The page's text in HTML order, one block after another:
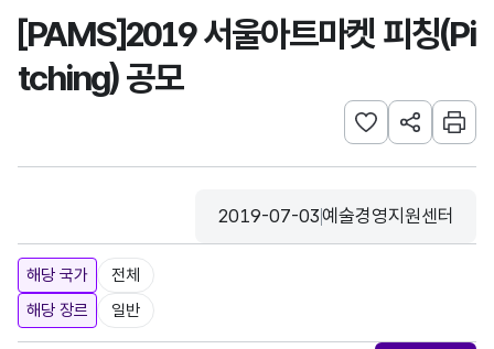
청
[PAMS]2019 서울아트마켓 피칭(Pi
tching) 공모
관심사 등록하기
URL 공유하
인쇄
등록일
2019-07-03
수집기관
예술경영지원센터
해당 국가
전체
해당 장르
일반